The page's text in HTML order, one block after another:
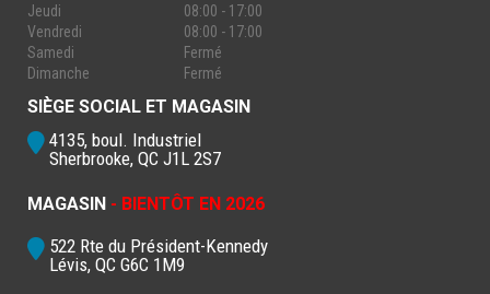
Jeudi
08:00 - 17:00
Vendredi
08:00 - 17:00
Samedi
Fermé
Dimanche
Fermé
SIÈGE SOCIAL ET MAGASIN
4135, boul. Industriel
Sherbrooke, QC J1L 2S7
MAGASIN - BIENTÔT EN 2026
522 Rte du Président-Kennedy
Lévis, QC G6C 1M9